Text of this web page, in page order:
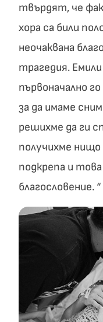
твърдят, че
хора са били
неочаквана
трагедия.
първоначално
за да имаме
решихме да ги
получихме нищо
подкрепа и
благословение. “